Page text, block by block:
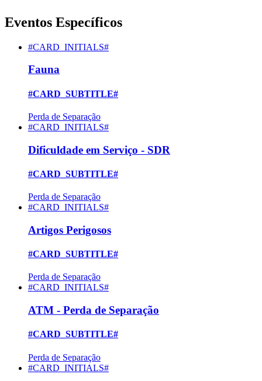
Eventos Específicos
#CARD_INITIALS#
Fauna
#CARD_SUBTITLE#
Perda de Separação
#CARD_INITIALS#
Dificuldade em Serviço - SDR
#CARD_SUBTITLE#
Perda de Separação
#CARD_INITIALS#
Artigos Perigosos
#CARD_SUBTITLE#
Perda de Separação
#CARD_INITIALS#
ATM - Perda de Separação
#CARD_SUBTITLE#
Perda de Separação
#CARD_INITIALS#